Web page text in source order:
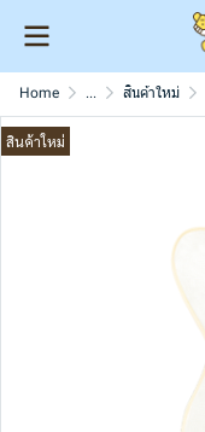
Home ... สินค้าใหม่
สินค้าใหม่